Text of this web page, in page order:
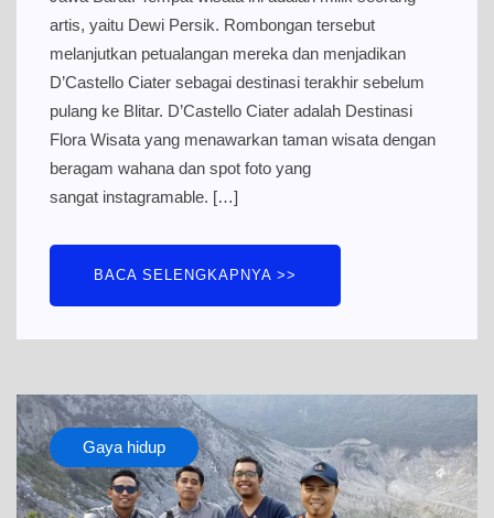
artis, yaitu Dewi Persik. Rombongan tersebut
melanjutkan petualangan mereka dan menjadikan
D’Castello Ciater sebagai destinasi terakhir sebelum
pulang ke Blitar. D’Castello Ciater adalah Destinasi
Flora Wisata yang menawarkan taman wisata dengan
beragam wahana dan spot foto yang
sangat instagramable. […]
BACA SELENGKAPNYA >>
Gaya hidup